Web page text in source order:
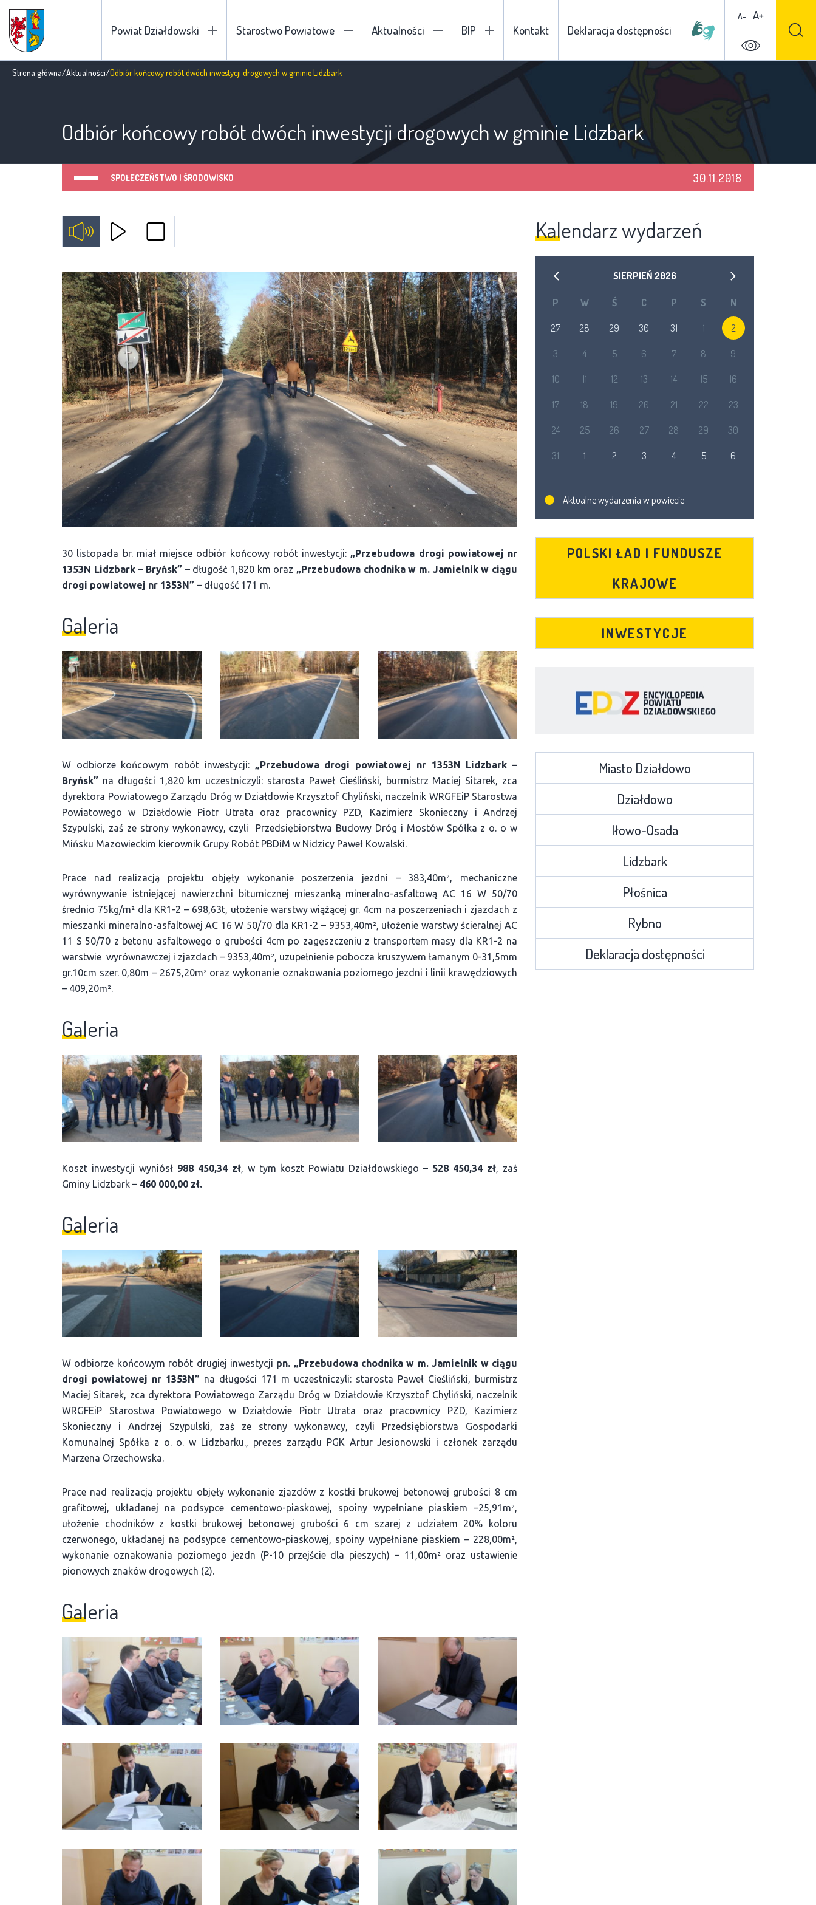
Powiat Działdowski Starostwo Powiatowe Aktualności BIP Kontakt Deklaracja dostępności
A- A+
Strona główna/Aktualności/Odbiór końcowy robót dwóch inwestycji drogowych w gminie Lidzbark
Odbiór końcowy robót dwóch inwestycji drogowych w gminie Lidzbark
SPOŁECZEŃSTWO I ŚRODOWISKO 30.11.2018
30 listopada br. miał miejsce odbiór końcowy robót inwestycji: „Przebudowa drogi powiatowej nr
1353N Lidzbark – Bryńsk” – długość 1,820 km oraz „Przebudowa chodnika w m. Jamielnik w ciągu
drogi powiatowej nr 1353N” – długość 171 m.
Galeria
W odbiorze końcowym robót inwestycji:„Przebudowa drogi powiatowej nr 1353N Lidzbark –
Bryńsk” na długości 1,820 km uczestniczyli: starosta Paweł Cieśliński, burmistrz Maciej Sitarek, zca
dyrektora Powiatowego Zarządu Dróg w Działdowie Krzysztof Chyliński, naczelnik WRGFEiP Starostwa
Powiatowego w Działdowie Piotr Utrata oraz pracownicy PZD, Kazimierz Skonieczny i Andrzej
Szypulski, zaś ze strony wykonawcy, czyli Przedsiębiorstwa Budowy Dróg i Mostów Spółka z o. o w
Mińsku Mazowieckim kierownik Grupy Robót PBDiM w Nidzicy Paweł Kowalski.
Prace nad realizacją projektu objęły wykonanie poszerzenia jezdni – 383,40m², mechaniczne
wyrównywanie istniejącej nawierzchni bitumicznej mieszanką mineralno-asfaltową AC 16 W 50/70
średnio 75kg/m² dla KR1-2 – 698,63t, ułożenie warstwy wiążącej gr. 4cm na poszerzeniach i zjazdach z
mieszanki mineralno-asfaltowej AC 16 W 50/70 dla KR1-2 – 9353,40m², ułożenie warstwy ścieralnej AC
11 S 50/70 z betonu asfaltowego o grubości 4cm po zagęszczeniu z transportem masy dla KR1-2 na
warstwie wyrównawczej i zjazdach – 9353,40m², uzupełnienie pobocza kruszywem łamanym 0-31,5mm
gr.10cm szer. 0,80m – 2675,20m² oraz wykonanie oznakowania poziomego jezdni i linii krawędziowych
– 409,20m².
Galeria
Koszt inwestycji wyniósł 988 450,34 zł, w tym koszt Powiatu Działdowskiego – 528 450,34 zł, zaś
Gminy Lidzbark – 460 000,00 zł.
Galeria
W odbiorze końcowym robót drugiej inwestycji pn. „Przebudowa chodnika w m. Jamielnik w ciągu
drogi powiatowej nr 1353N” na długości 171 m uczestniczyli: starosta Paweł Cieśliński, burmistrz
Maciej Sitarek, zca dyrektora Powiatowego Zarządu Dróg w Działdowie Krzysztof Chyliński, naczelnik
WRGFEiP Starostwa Powiatowego w Działdowie Piotr Utrata oraz pracownicy PZD, Kazimierz
Skonieczny i Andrzej Szypulski, zaś ze strony wykonawcy, czyli Przedsiębiorstwa Gospodarki
Komunalnej Spółka z o. o. w Lidzbarku., prezes zarządu PGK Artur Jesionowski i członek zarządu
Marzena Orzechowska.
Prace nad realizacją projektu objęły wykonanie zjazdów z kostki brukowej betonowej grubości 8 cm
grafitowej, układanej na podsypce cementowo-piaskowej, spoiny wypełniane piaskiem –25,91m²,
ułożenie chodników z kostki brukowej betonowej grubości 6 cm szarej z udziałem 20% koloru
czerwonego, układanej na podsypce cementowo-piaskowej, spoiny wypełniane piaskiem – 228,00m²,
wykonanie oznakowania poziomego jezdn (P-10 przejście dla pieszych) – 11,00m² oraz ustawienie
pionowych znaków drogowych (2).
Galeria
Kalendarz wydarzeń
SIERPIEŃ 2026
P W Ś C P S N
27 28 29 30 31 1 2
3 4 5 6 7 8 9
10 11 12 13 14 15 16
17 18 19 20 21 22 23
24 25 26 27 28 29 30
31 1 2 3 4 5 6
Aktualne wydarzenia w powiecie
POLSKI ŁAD I FUNDUSZE
KRAJOWE
INWESTYCJE
Miasto Działdowo
Działdowo
Iłowo-Osada
Lidzbark
Płośnica
Rybno
Deklaracja dostępności